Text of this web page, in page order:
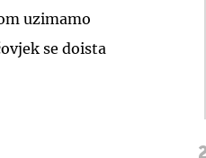
uzimamo
se doista